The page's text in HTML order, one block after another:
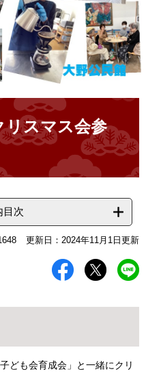
リスマス会参
目次
更新日：2024年11月1日更新
ども会育成会」と一緒にクリ